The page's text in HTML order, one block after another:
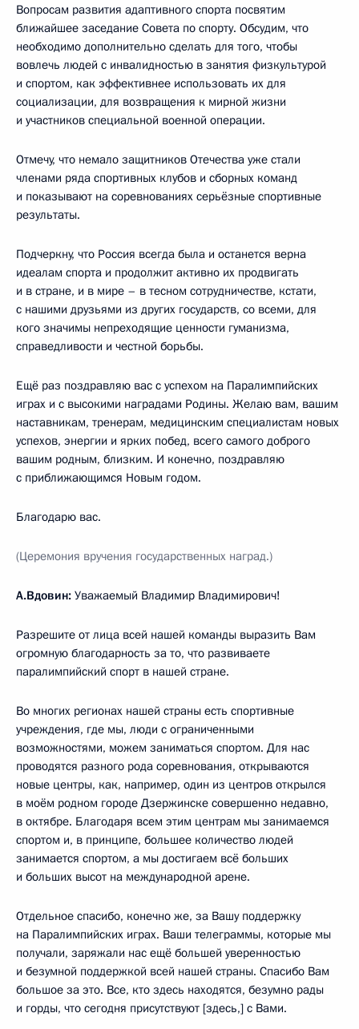
Вопросам развития адаптивного спорта посвятим
ближайшее заседание Совета по спорту. Обсудим, что
необходимо дополнительно сделать для того, чтобы
вовлечь людей с инвалидностью в занятия физкультурой
и спортом, как эффективнее использовать их для
социализации, для возвращения к мирной жизни
и участников специальной военной операции.
Отмечу, что немало защитников Отечества уже стали
членами ряда спортивных клубов и сборных команд
и показывают на соревнованиях серьёзные спортивные
результаты.
Подчеркну, что Россия всегда была и останется верна
идеалам спорта и продолжит активно их продвигать
и в стране, и в мире – в тесном сотрудничестве, кстати,
с нашими друзьями из других государств, со всеми, для
кого значимы непреходящие ценности гуманизма,
справедливости и честной борьбы.
Ещё раз поздравляю вас с успехом на Паралимпийских
играх и с высокими наградами Родины. Желаю вам, вашим
наставникам, тренерам, медицинским специалистам новых
успехов, энергии и ярких побед, всего самого доброго
вашим родным, близким. И конечно, поздравляю
с приближающимся Новым годом.
Благодарю вас.
(Церемония вручения государственных наград.)
А.Вдовин: Уважаемый Владимир Владимирович!
Разрешите от лица всей нашей команды выразить Вам
огромную благодарность за то, что развиваете
паралимпийский спорт в нашей стране.
Во многих регионах нашей страны есть спортивные
учреждения, где мы, люди с ограниченными
возможностями, можем заниматься спортом. Для нас
проводятся разного рода соревнования, открываются
новые центры, как, например, один из центров открылся
в моём родном городе Дзержинске совершенно недавно,
в октябре. Благодаря всем этим центрам мы занимаемся
спортом и, в принципе, большее количество людей
занимается спортом, а мы достигаем всё больших
и больших высот на международной арене.
Отдельное спасибо, конечно же, за Вашу поддержку
на Паралимпийских играх. Ваши телеграммы, которые мы
получали, заряжали нас ещё большей уверенностью
и безумной поддержкой всей нашей страны. Спасибо Вам
большое за это. Все, кто здесь находятся, безумно рады
и горды, что сегодня присутствуют [здесь,] с Вами.